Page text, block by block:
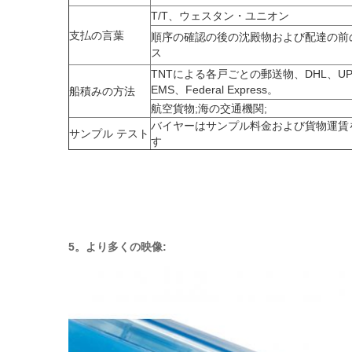
支払の言葉
T/T、ウェスタン・ユニオン
順序の確認の後の沈殿物および配達の
ス
船積みの方法
TNTによる各戸ごとの郵送物、DHL、
EMS、Federal Express。
航空貨物;海の交通機関;
サンプル テスト
バイヤーはサンプル料金および貨物運賃
す
5。より多くの映像: